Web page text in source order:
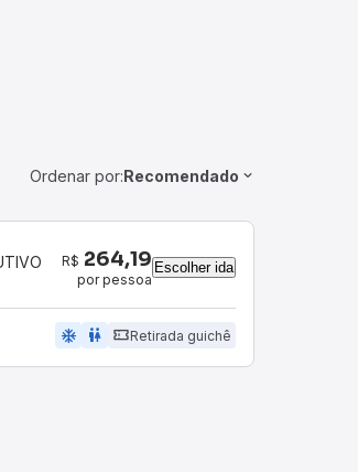
Ordenar por:Recomendado
R$ 264,19
por pessoa
Escolher ida
ac_unit wc Retirada guichê